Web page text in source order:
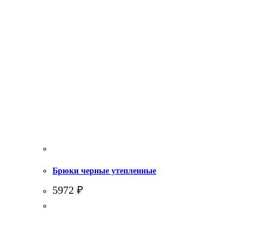
Брюки черные утепленные
5972 ₽